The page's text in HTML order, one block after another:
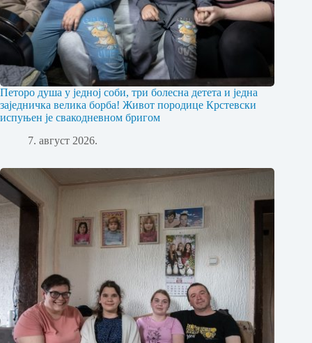
Петоро душа у једној соби, три болесна детета и једна
заједничка велика борба! Живот породице Крстевски
испуњен је свакодневном бригом
7. август 2026.